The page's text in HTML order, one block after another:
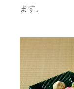
ます。